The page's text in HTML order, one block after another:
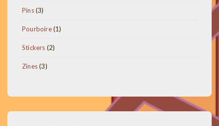
produit
Pins 33
Pourboire 11
Stickers 22
Zines 33